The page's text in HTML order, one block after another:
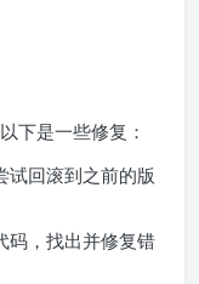
下是一些修复：
试回滚到之前的版
码，找出并修复错